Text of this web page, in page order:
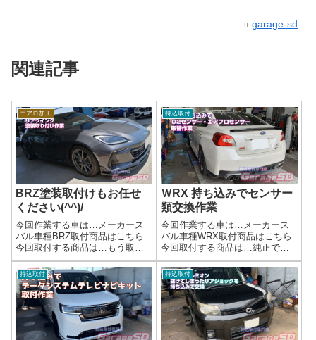
garage-sd
関連記事
エアロ加工
BRZ塗装取付けもお任せ
ください(^^)/
今回作業する車は…メーカース
バル車種BRZ取付商品はこちら
今回取付する商品は…もう取り
付いちゃってますが…作業写真
大きめのリアウイングですね
(^_-)-☆作業完了塗り分けも可能
ですので、お問い合わせくださ
いね(^^)/作業時間(目安)お預...
持込取付
ＷRX 持ち込みでセンサー
類交換作業
今回作業する車は…メーカース
バル車種WRX取付商品はこちら
今回取付する商品は…純正でも
社外品でもOKですよ～ご自分で
用意すると格安で手に入る場合
もあります作業写真リフトがあ
れば、簡単です作業完了持ち込
み商品の取付はガレージＳＤに
お任せくだ...
持込取付 持込取付